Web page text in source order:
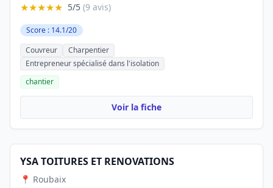
★★★★★ 5/5 (9 avis)
Score : 14.1/20
Couvreur
Charpentier
Entrepreneur spécialisé dans l'isolation
chantier
Voir la fiche
YSA TOITURES ET RENOVATIONS
📍 Roubaix